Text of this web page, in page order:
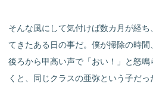
そんな風にして気付けば数カ月が経
てきたある日の事だ。僕が掃除の時間
後ろから甲高い声で「おい！」と怒
くと、同じクラスの亜弥という子だっ